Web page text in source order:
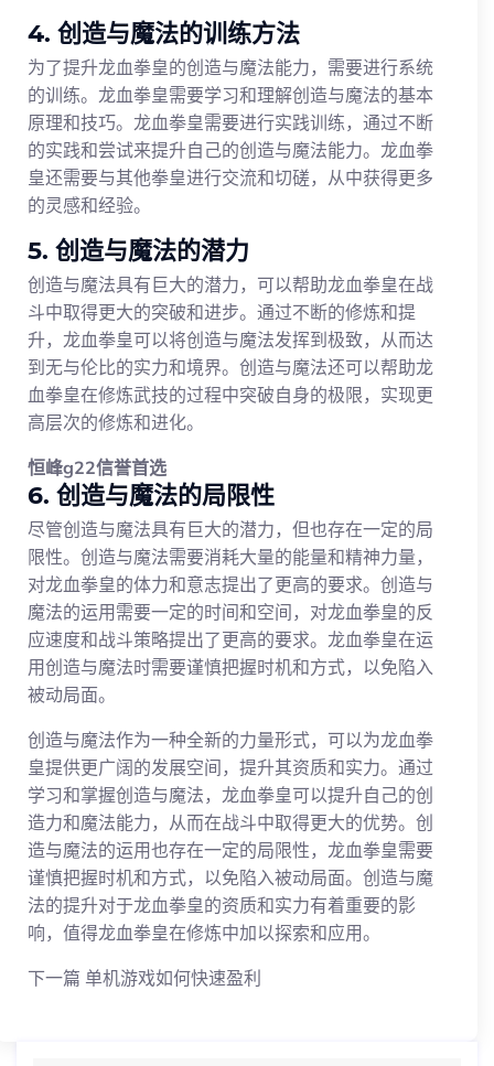
4. 创造与魔法的训练方法
为了提升龙血拳皇的创造与魔法能力，需要进行系统
的训练。龙血拳皇需要学习和理解创造与魔法的基本
原理和技巧。龙血拳皇需要进行实践训练，通过不断
的实践和尝试来提升自己的创造与魔法能力。龙血拳
皇还需要与其他拳皇进行交流和切磋，从中获得更多
的灵感和经验。
5. 创造与魔法的潜力
创造与魔法具有巨大的潜力，可以帮助龙血拳皇在战
斗中取得更大的突破和进步。通过不断的修炼和提
升，龙血拳皇可以将创造与魔法发挥到极致，从而达
到无与伦比的实力和境界。创造与魔法还可以帮助龙
血拳皇在修炼武技的过程中突破自身的极限，实现更
高层次的修炼和进化。
恒峰g22信誉首选
6. 创造与魔法的局限性
尽管创造与魔法具有巨大的潜力，但也存在一定的局
限性。创造与魔法需要消耗大量的能量和精神力量，
对龙血拳皇的体力和意志提出了更高的要求。创造与
魔法的运用需要一定的时间和空间，对龙血拳皇的反
应速度和战斗策略提出了更高的要求。龙血拳皇在运
用创造与魔法时需要谨慎把握时机和方式，以免陷入
被动局面。
创造与魔法作为一种全新的力量形式，可以为龙血拳
皇提供更广阔的发展空间，提升其资质和实力。通过
学习和掌握创造与魔法，龙血拳皇可以提升自己的创
造力和魔法能力，从而在战斗中取得更大的优势。创
造与魔法的运用也存在一定的局限性，龙血拳皇需要
谨慎把握时机和方式，以免陷入被动局面。创造与魔
法的提升对于龙血拳皇的资质和实力有着重要的影
响，值得龙血拳皇在修炼中加以探索和应用。
下一篇 单机游戏如何快速盈利